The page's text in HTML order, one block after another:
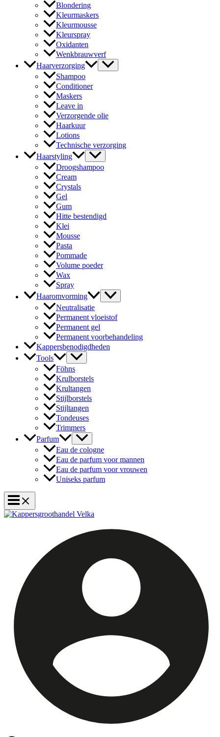
Blondering
Kleurmaskers
Kleurmousse
Kleurspray
Oxidanten
Wenkbrauwverf
Haarverzorging
Shampoo
Conditioner
Maskers
Leave in
Verzorgende olie
Haarkuur
Lotions
Technische verzorging
Haarstyling
Droogshampoo
Cream
Crystals
Gel
Gum
Hitte bestendigd
Klei
Mousse
Pasta
Pommade
Volume poeder
Wax
Spray
Haaromvorming
Neutralisatie
Permanent vloeistof
Permanent gel
Permanent voorbehandeling
Kappersbenodigdheden
Tools
Föhns
Krulborstels
Krultangen
Stijlborstels
Stijltangen
Tondeuses
Trimmers
Parfum
Eau de cologne
Eau de parfum voor mannen
Eau de parfum voor vrouwen
Uniseks parfum